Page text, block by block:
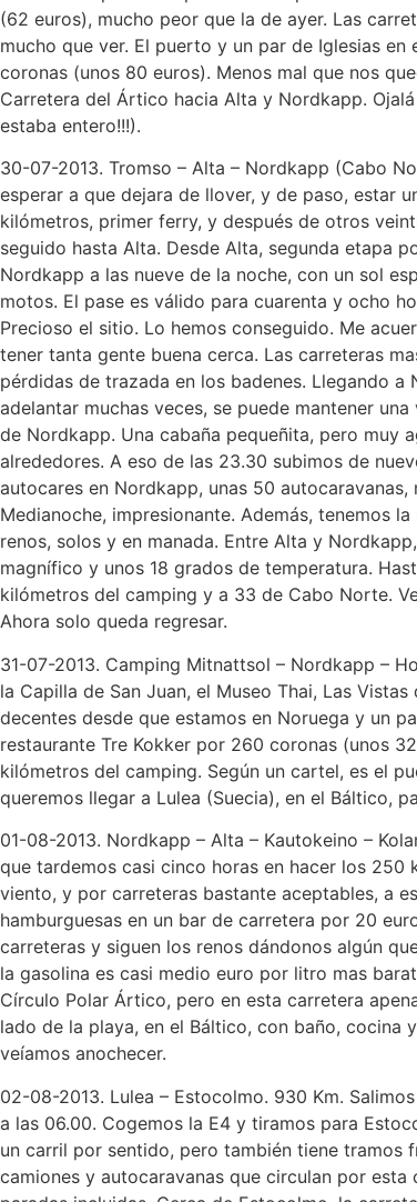
(62 euros), mucho peor que la de ayer. Las
mucho que ver. El puerto y un par de Iglesias
coronas (unos 80 euros). Menos mal que nos
Carretera del Ártico hacia Alta y Nordkapp.
estaba entero!!!).
30-07-2013. Tromso – Alta – Nordkapp (Cabo
esperar a que dejara de llover, y de paso, estar
kilómetros, primer ferry, y después de otros
seguido hasta Alta. Desde Alta, segunda etapa
Nordkapp a las nueve de la noche, con un sol
motos. El pase es válido para cuarenta y ocho
Precioso el sitio. Lo hemos conseguido. Me
tener tanta gente buena cerca. Las carreteras
pérdidas de trazada en los badenes. Llegando
adelantar muchas veces, se puede mantener
de Nordkapp. Una cabaña pequeñita, pero muy
alrededores. A eso de las 23.30 subimos de
autocares en Nordkapp, unas 50
Medianoche, impresionante. Además, tenemos
renos, solos y en manada. Entre Alta y
magnífico y unos 18 grados de temperatura.
kilómetros del camping y a 33 de Cabo Norte.
Ahora solo queda regresar.
31-07-2013. Camping Mitnattsol – Nordkapp –
la Capilla de San Juan, el Museo Thai, Las
decentes desde que estamos en Noruega y un
restaurante Tre Kokker por 260 coronas (unos
kilómetros del camping. Según un cartel, es el
queremos llegar a Lulea (Suecia), en el Báltico,
01-08-2013. Nordkapp – Alta – Kautokeino –
que tardemos casi cinco horas en hacer los 250
viento, y por carreteras bastante aceptables, a
hamburguesas en un bar de carretera por 20
carreteras y siguen los renos dándonos algún
la gasolina es casi medio euro por litro mas
Círculo Polar Ártico, pero en esta carretera
lado de la playa, en el Báltico, con baño, cocina
veíamos anochecer.
02-08-2013. Lulea – Estocolmo. 930 Km.
a las 06.00. Cogemos la E4 y tiramos para
un carril por sentido, pero también tiene tramos
camiones y autocaravanas que circulan por